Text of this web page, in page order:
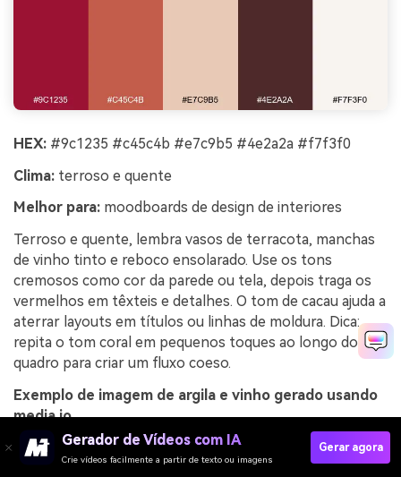
HEX: #9c1235 #c45c4b #e7c9b5 #4e2a2a #f7f3f0
Clima: terroso e quente
Melhor para: moodboards de design de interiores
Terroso e quente, lembra vasos de terracota, manchas
de vinho tinto e reboco ensolarado. Use os tons
cremosos como cor da parede ou tela, depois traga os
vermelhos em têxteis e detalhes. O tom de cacau ajuda a
aterrar layouts em títulos ou linhas de moldura. Dica:
repita o tom coral em pequenos toques ao longo do
quadro para criar um fluxo coeso.
Exemplo de imagem de argila e vinho gerado usando
media.io
Gerador de Vídeos com IA
Crie vídeos facilmente a partir de texto ou imagens
Gerar agora